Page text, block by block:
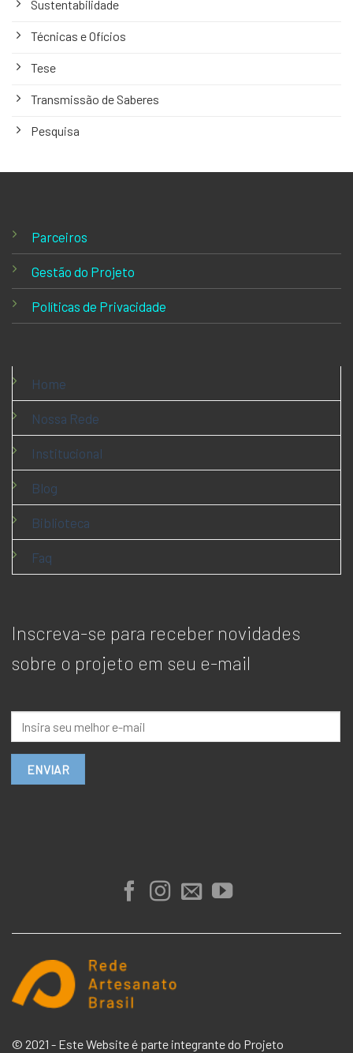
Sustentabilidade
Técnicas e Ofícios
Tese
Transmissão de Saberes
Pesquisa
Parceiros
Gestão do Projeto
Políticas de Privacidade
Home
Nossa Rede
Institucional
Blog
Biblioteca
Faq
Inscreva-se para receber novidades
sobre o projeto em seu e-mail
© 2021 - Este Website é parte integrante do Projeto